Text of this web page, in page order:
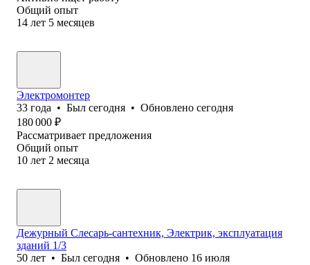
Общий опыт
14 лет 5 месяцев
Электромонтер
33 года • Был сегодня • Обновлено сегодня
180 000 ₽
Рассматривает предложения
Общий опыт
10 лет 2 месяца
Дежурный Слесарь-сантехник, Электрик, эксплуатация
зданий 1/3
50 лет • Был сегодня • Обновлено 16 июля